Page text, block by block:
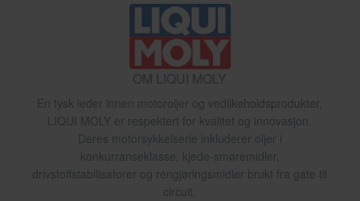
OM LIQUI MOLY
En tysk leder innen motoroljer og vedlikeholdsprodukter,
LIQUI MOLY er respektert for kvalitet og innovasjon.
Deres motorsykkelserie inkluderer oljer i
konkurranseklasse, kjede-smøremidler,
drivstoffstabilisatorer og rengjøringsmidler brukt fra gate til
circuit.